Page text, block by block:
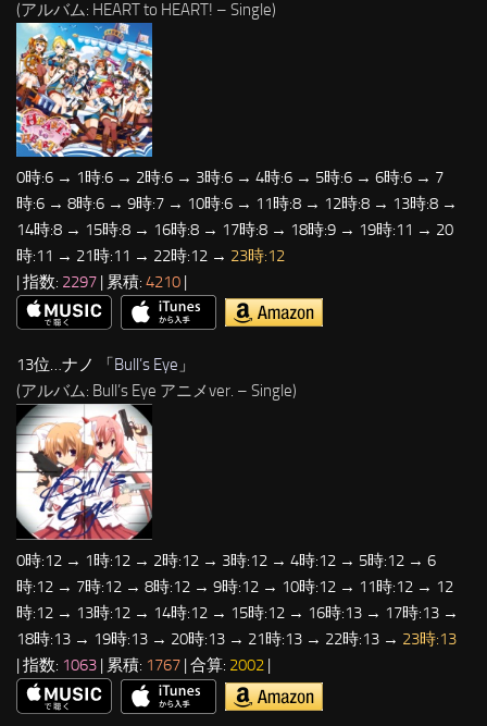
(アルバム: HEART to HEART! – Single)
0時:6 → 1時:6 → 2時:6 → 3時:6 → 4時:6 → 5時:6 → 6時:6 → 7
時:6 → 8時:6 → 9時:7 → 10時:6 → 11時:8 → 12時:8 → 13時:8 →
14時:8 → 15時:8 → 16時:8 → 17時:8 → 18時:9 → 19時:11 → 20
時:11 → 21時:11 → 22時:12 → 23時:12
| 指数: 2297 | 累積: 4210 |
13位…ナノ 「 Bull’s Eye 」
(アルバム: Bull’s Eye アニメver. – Single)
0時:12 → 1時:12 → 2時:12 → 3時:12 → 4時:12 → 5時:12 → 6
時:12 → 7時:12 → 8時:12 → 9時:12 → 10時:12 → 11時:12 → 12
時:12 → 13時:12 → 14時:12 → 15時:12 → 16時:13 → 17時:13 →
18時:13 → 19時:13 → 20時:13 → 21時:13 → 22時:13 → 23時:13
| 指数: 1063 | 累積: 1767 | 合算: 2002